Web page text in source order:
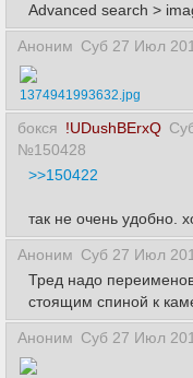
Advanced search >
Аноним Суб 27 Июл
1374941993632.jpg
бокся !UDushBErxQ
№150428
>>150422
так не очень удобно.
Аноним Суб 27 Июл
Тред надо
стоящим спиной к
Аноним Суб 27 Июл